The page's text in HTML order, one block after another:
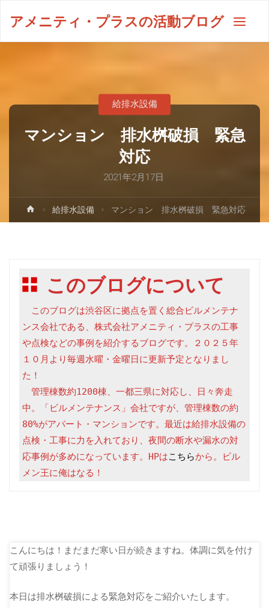
アメニティ・プラスの活動ブログ
マンション 排水桝破損 緊急
対応
2021年2月17日
給排水設備
給排水設備 マンション 排水桝破損 緊急対応
このブログについて
このブログは渋谷区に拠点を置く総合ビルメンテナ
ンス会社である、株式会社アメニティ・プラスの工事
や点検などの事例を紹介するブログです。２０２５年
１０月より毎週水曜・金曜日に更新予定となりまし
た！
管理棟数約1200棟、一都三県に対応し、日々奔走
中。「ビルメンテナンス」会社ですが、管理棟数の約
80%がアパート・マンションです。最近は給排水設備の
点検・工事に力を入れており、夜間の断水や漏水の対
応事例が多めになっています。HPはこちらから。ビル
メン王に俺はなる！
こんにちは！まだまだ寒い日が続きますね。体調に気を付け
て頑張りましょう！
本日は排水桝破損による緊急対応をご紹介いたします。